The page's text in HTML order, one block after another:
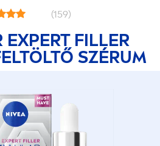
(159)
EXPERT FILLER
SZÉRUM